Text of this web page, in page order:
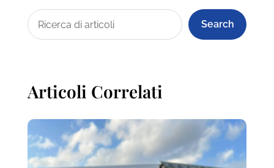
Search
Articoli Correlati